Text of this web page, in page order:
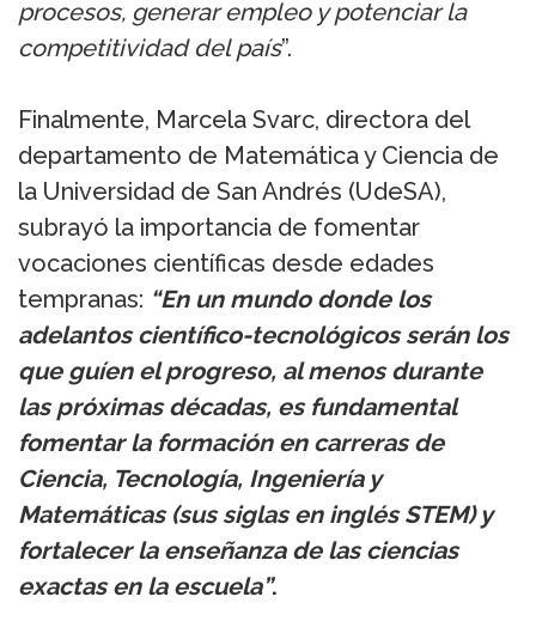
procesos, generar empleo y potenciar la
competitividad del país”.
Finalmente, Marcela Svarc, directora del
departamento de Matemática y Ciencia de
la Universidad de San Andrés (UdeSA),
subrayó la importancia de fomentar
vocaciones científicas desde edades
tempranas: “En un mundo donde los
adelantos científico-tecnológicos serán los
que guíen el progreso, al menos durante
las próximas décadas, es fundamental
fomentar la formación en carreras de
Ciencia, Tecnología, Ingeniería y
Matemáticas (sus siglas en inglés STEM) y
fortalecer la enseñanza de las ciencias
exactas en la escuela”.